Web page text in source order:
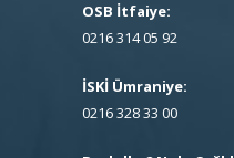
OSB İtfaiye:
0216 314 05 92
İSKİ Ümraniye:
0216 328 33 00